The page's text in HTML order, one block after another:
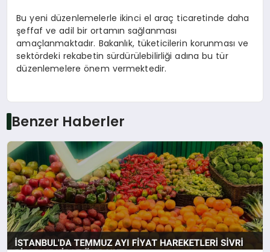
Bu yeni düzenlemelerle ikinci el araç ticaretinde daha
şeffaf ve adil bir ortamın sağlanması
amaçlanmaktadır. Bakanlık, tüketicilerin korunması ve
sektördeki rekabetin sürdürülebilirliği adına bu tür
düzenlemelere önem vermektedir.
Benzer Haberler